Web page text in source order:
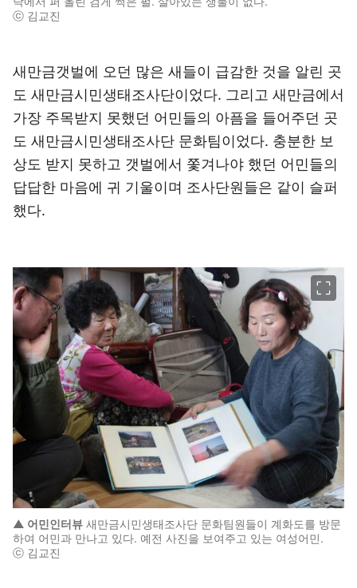
ⓒ 김교진
새만금갯벌에 오던 많은 새들이 급감한 것을 알린 곳
도 새만금시민생태조사단이었다. 그리고 새만금에서
가장 주목받지 못했던 어민들의 아픔을 들어주던 곳
도 새만금시민생태조사단 문화팀이었다. 충분한 보
상도 받지 못하고 갯벌에서 쫓겨나야 했던 어민들의
답답한 마음에 귀 기울이며 조사단원들은 같이 슬퍼
했다.
▲ 어민인터뷰 새만금시민생태조사단 문화팀원들이 계화도를 방문
하여 어민과 만나고 있다. 예전 사진을 보여주고 있는 여성어민.
ⓒ 김교진